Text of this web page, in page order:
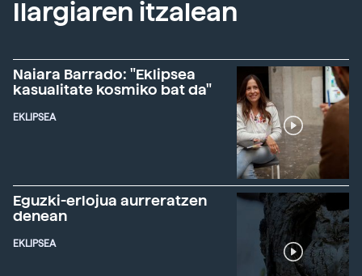
Ilargiaren itzalean
Naiara Barrado: "Eklipsea
kasualitate kosmiko bat da"
EKLIPSEA
Eguzki-erlojua aurreratzen
denean
EKLIPSEA